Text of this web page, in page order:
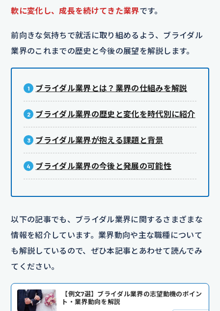
軟に変化し、成長を続けてきた業界です。
前向きな気持ちで就活に取り組めるよう、ブライダル
業界のこれまでの歴史と今後の展望を解説します。
ブライダル業界とは？業界の仕組みを解説
ブライダル業界の歴史と変化を時代別に紹介
ブライダル業界が抱える課題と背景
ブライダル業界の今後と発展の可能性
以下の記事でも、ブライダル業界に関するさまざまな
情報を紹介しています。業界動向や主な職種について
も解説しているので、ぜひ本記事とあわせて読んでみ
てください。
【例文7選】ブライダル業界の志望動機のポイン
ト・業界動向を解説